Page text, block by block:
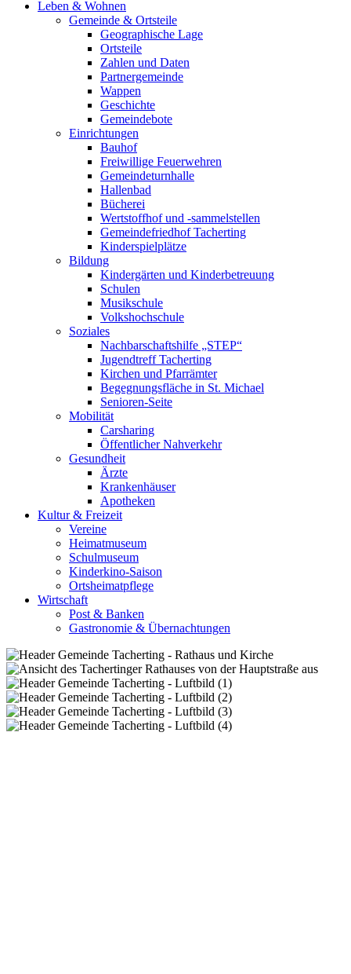
Leben & Wohnen
Gemeinde & Ortsteile
Geographische Lage
Ortsteile
Zahlen und Daten
Partnergemeinde
Wappen
Geschichte
Gemeindebote
Einrichtungen
Bauhof
Freiwillige Feuerwehren
Gemeindeturnhalle
Hallenbad
Bücherei
Wertstoffhof und -sammelstellen
Gemeindefriedhof Tacherting
Kinderspielplätze
Bildung
Kindergärten und Kinderbetreuung
Schulen
Musikschule
Volkshochschule
Soziales
Nachbarschaftshilfe „STEP“
Jugendtreff Tacherting
Kirchen und Pfarrämter
Begegnungsfläche in St. Michael
Senioren-Seite
Mobilität
Carsharing
Öffentlicher Nahverkehr
Gesundheit
Ärzte
Krankenhäuser
Apotheken
Kultur & Freizeit
Vereine
Heimatmuseum
Schulmuseum
Kinderkino-Saison
Ortsheimatpflege
Wirtschaft
Post & Banken
Gastronomie & Übernachtungen